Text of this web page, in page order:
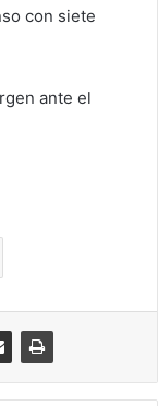
con siete
ante el